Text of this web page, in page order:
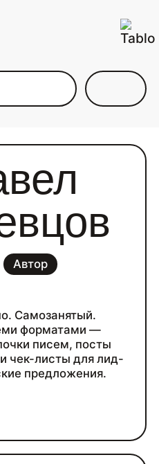
Автор
Самозанятый.
форматами —
писем, посты
чек-листы для лид-
предложения.